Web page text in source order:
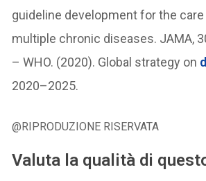
guideline development for the
multiple chronic diseases. JAMA,
– WHO. (2020). Global strategy on
2020–2025.
@RIPRODUZIONE RISERVATA
Valuta la qualità di